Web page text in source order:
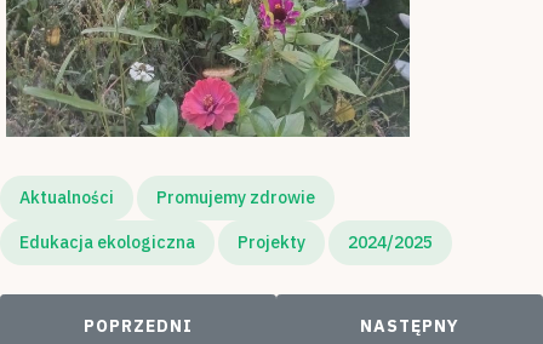
Aktualności Promujemy zdrowie
Edukacja ekologiczna Projekty 2024/2025
POPRZEDNI ARTYKUŁ: AKCJA EKOLOGICZNA
POPRZEDNI
NASTĘPNY
NASTĘPNY